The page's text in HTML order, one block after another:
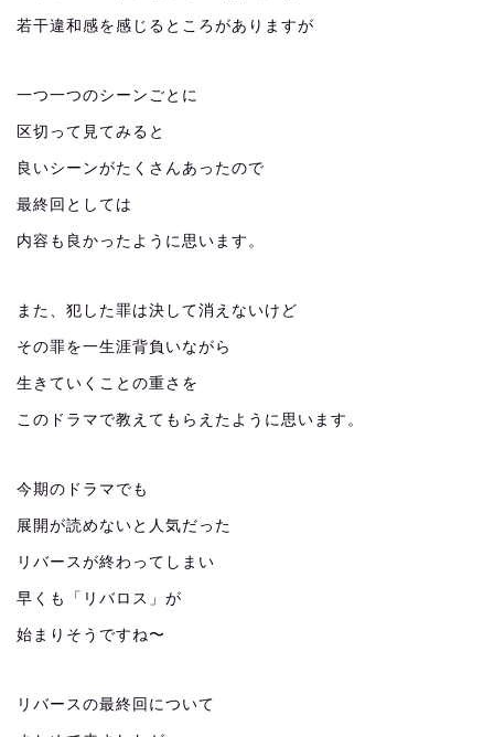
若干違和感を感じるところがありますが
一つ一つのシーンごとに
区切って見てみると
良いシーンがたくさんあったので
最終回としては
内容も良かったように思います。
また、犯した罪は決して消えないけど
その罪を一生涯背負いながら
生きていくことの重さを
このドラマで教えてもらえたように思います。
今期のドラマでも
展開が読めないと人気だった
リバースが終わってしまい
早くも「リバロス」が
始まりそうですね〜
リバースの最終回について